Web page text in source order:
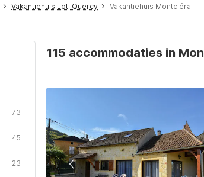
Vakantiehuis Lot-Quercy Vakantiehuis Montcléra
73
45
23
115 accommodaties in